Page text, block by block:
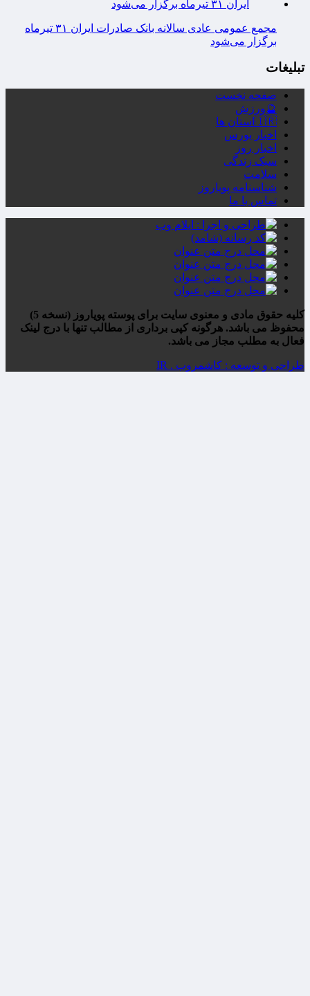
تبلیغات
صفحه نخست
🔮ورزش
اخبار بورس
اخبار روز
سبک زندگی
سلامت
شناسنامه پویاروز
تماس با ما
محفوظ می باشد. هرگونه کپی برداری از مطالب تنها با درج لینک
فعال به مطلب مجاز می باشد.